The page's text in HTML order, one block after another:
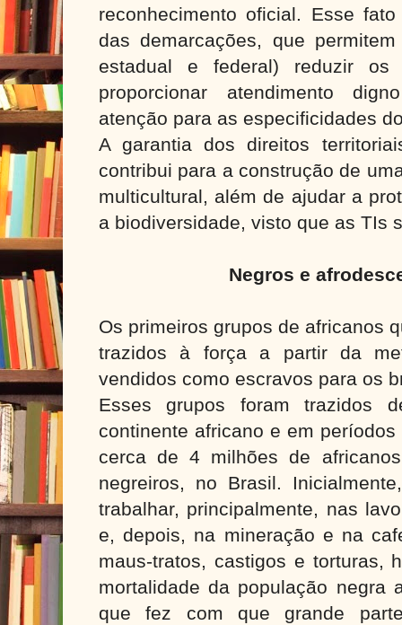
reconhecimento oficial. Esse
das demarcações, que
estadual e federal) reduzir
proporcionar atendimento
atenção para as especificidades
A garantia dos direitos
contribui para a construção de
multicultural, além de ajudar a
a biodiversidade, visto que as TIs
Negros e
Os primeiros grupos de africanos
trazidos à força a partir da
vendidos como escravos para os
Esses grupos foram trazidos
continente africano e em
cerca de 4 milhões de
negreiros, no Brasil.
trabalhar, principalmente, nas
e, depois, na mineração e na
maus-tratos, castigos e torturas,
mortalidade da população negra
que fez com que grande